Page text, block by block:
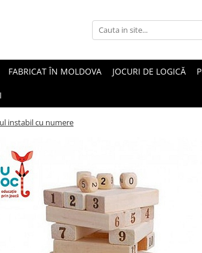
FABRICAT ÎN MOLDOVA JOCURI DE LOGICĂ
instabil cu numere